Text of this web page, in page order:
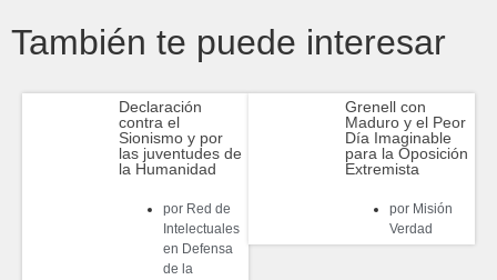
También te puede interesar
Declaración
contra el
Sionismo y por
las juventudes de
la Humanidad
porRed de
Intelectuales
en Defensa
de la
Grenell con
Maduro y el Peor
Día Imaginable
para la Oposición
Extremista
porMisión
Verdad